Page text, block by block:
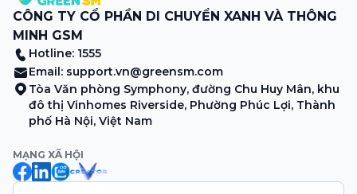
CÔNG TY CỔ PHẦN DI CHUYỂN XANH VÀ THÔNG
MINH GSM
Hotline: 1555
Email: support.vn@greensm.com
Tòa Văn phòng Symphony, đường Chu Huy Mân, khu
đô thị Vinhomes Riverside, Phường Phúc Lợi, Thành
phố Hà Nội, Việt Nam
MẠNG XÃ HỘI